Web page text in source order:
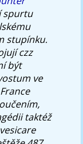
spurtu
stupínku.
czz
být
ve
taktéž